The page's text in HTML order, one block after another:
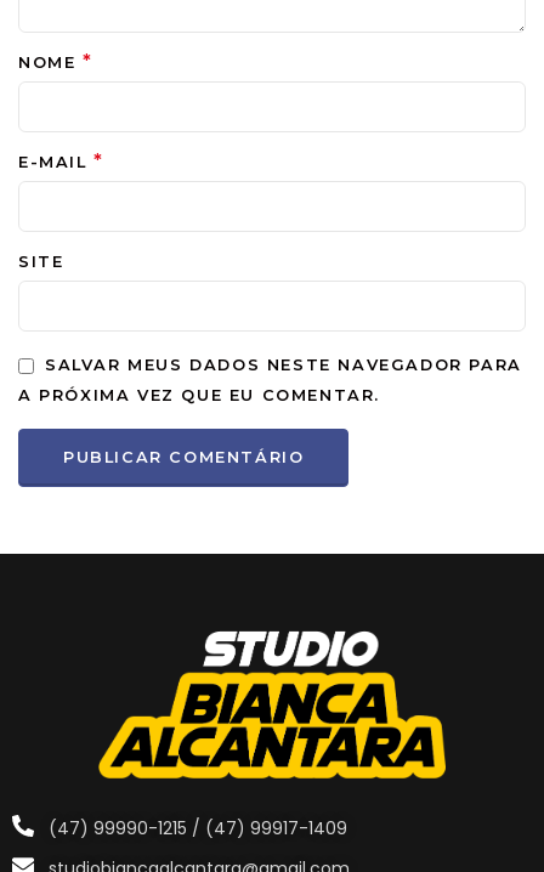
NOME *
E-MAIL*
SITE
SALVAR MEUS DADOS NESTE NAVEGADOR PARA
A PRÓXIMA VEZ QUE EU COMENTAR.
(47) 99990-1215 / (47) 99917-1409